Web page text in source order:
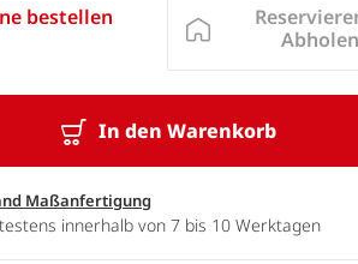
bestellen
In den Warenkorb
Maßanfertigung
innerhalb von 7 bis 10 Werktagen
Abholen